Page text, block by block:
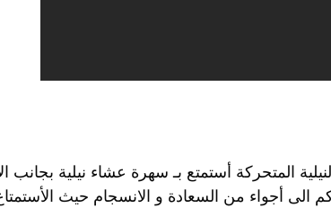
المتحركة أستمتع بـ سهرة عشاء نيلية بجانب
الى أجواء من السعادة و الانسجام حيث الأستمتاع